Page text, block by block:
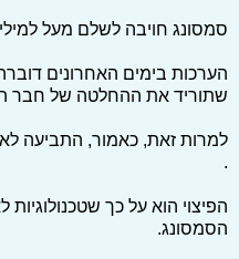
סמסונג חויבה לשלם מעל למיליארד
הערכות בימים האחרונים
שתוריד את ההחלטה של חבר
למרות זאת, כאמור, התביעה
.
הפיצוי הוא על כך שטכנולוגיות
הסמסונג.